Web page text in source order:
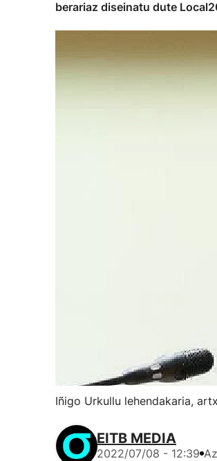
berariaz diseinatu dute
Iñigo Urkullu lehendakaria,
EITB MEDIA
2022/07/08 - 12:39